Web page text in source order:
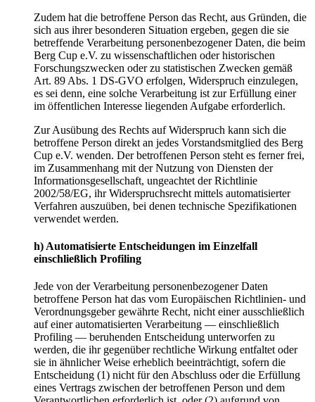
Zudem hat die betroffene Person das Recht, aus Gründen, die
sich aus ihrer besonderen Situation ergeben, gegen die sie
betreffende Verarbeitung personenbezogener Daten, die beim
Berg Cup e.V. zu wissenschaftlichen oder historischen
Forschungszwecken oder zu statistischen Zwecken gemäß
Art. 89 Abs. 1 DS-GVO erfolgen, Widerspruch einzulegen,
es sei denn, eine solche Verarbeitung ist zur Erfüllung einer
im öffentlichen Interesse liegenden Aufgabe erforderlich.
Zur Ausübung des Rechts auf Widerspruch kann sich die
betroffene Person direkt an jedes Vorstandsmitglied des Berg
Cup e.V. wenden. Der betroffenen Person steht es ferner frei,
im Zusammenhang mit der Nutzung von Diensten der
Informationsgesellschaft, ungeachtet der Richtlinie
2002/58/EG, ihr Widerspruchsrecht mittels automatisierter
Verfahren auszuüben, bei denen technische Spezifikationen
verwendet werden.
h) Automatisierte Entscheidungen im Einzelfall
einschließlich Profiling
Jede von der Verarbeitung personenbezogener Daten
betroffene Person hat das vom Europäischen Richtlinien- und
Verordnungsgeber gewährte Recht, nicht einer ausschließlich
auf einer automatisierten Verarbeitung — einschließlich
Profiling — beruhenden Entscheidung unterworfen zu
werden, die ihr gegenüber rechtliche Wirkung entfaltet oder
sie in ähnlicher Weise erheblich beeinträchtigt, sofern die
Entscheidung (1) nicht für den Abschluss oder die Erfüllung
eines Vertrags zwischen der betroffenen Person und dem